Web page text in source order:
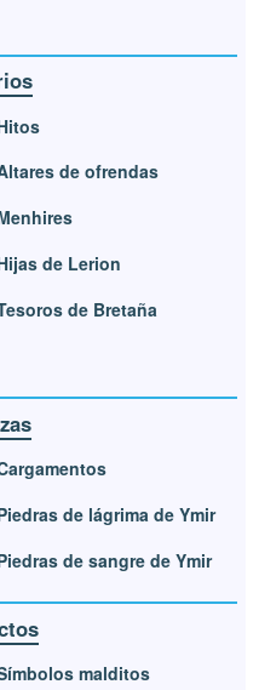
de ofrendas
de Lerion
de Bretaña
de lágrima de Ymir
de sangre de Ymir
malditos